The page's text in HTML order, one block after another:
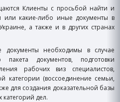
Клиенты с просьбой найти и
или какие-либо иные документы в
а также и в других странах
документы необходимы в случае
пакета документов, подготовки
рабочих виз специалистов,
категории (воссоединение семьи,
для создания доказательной базы
категорий дел.